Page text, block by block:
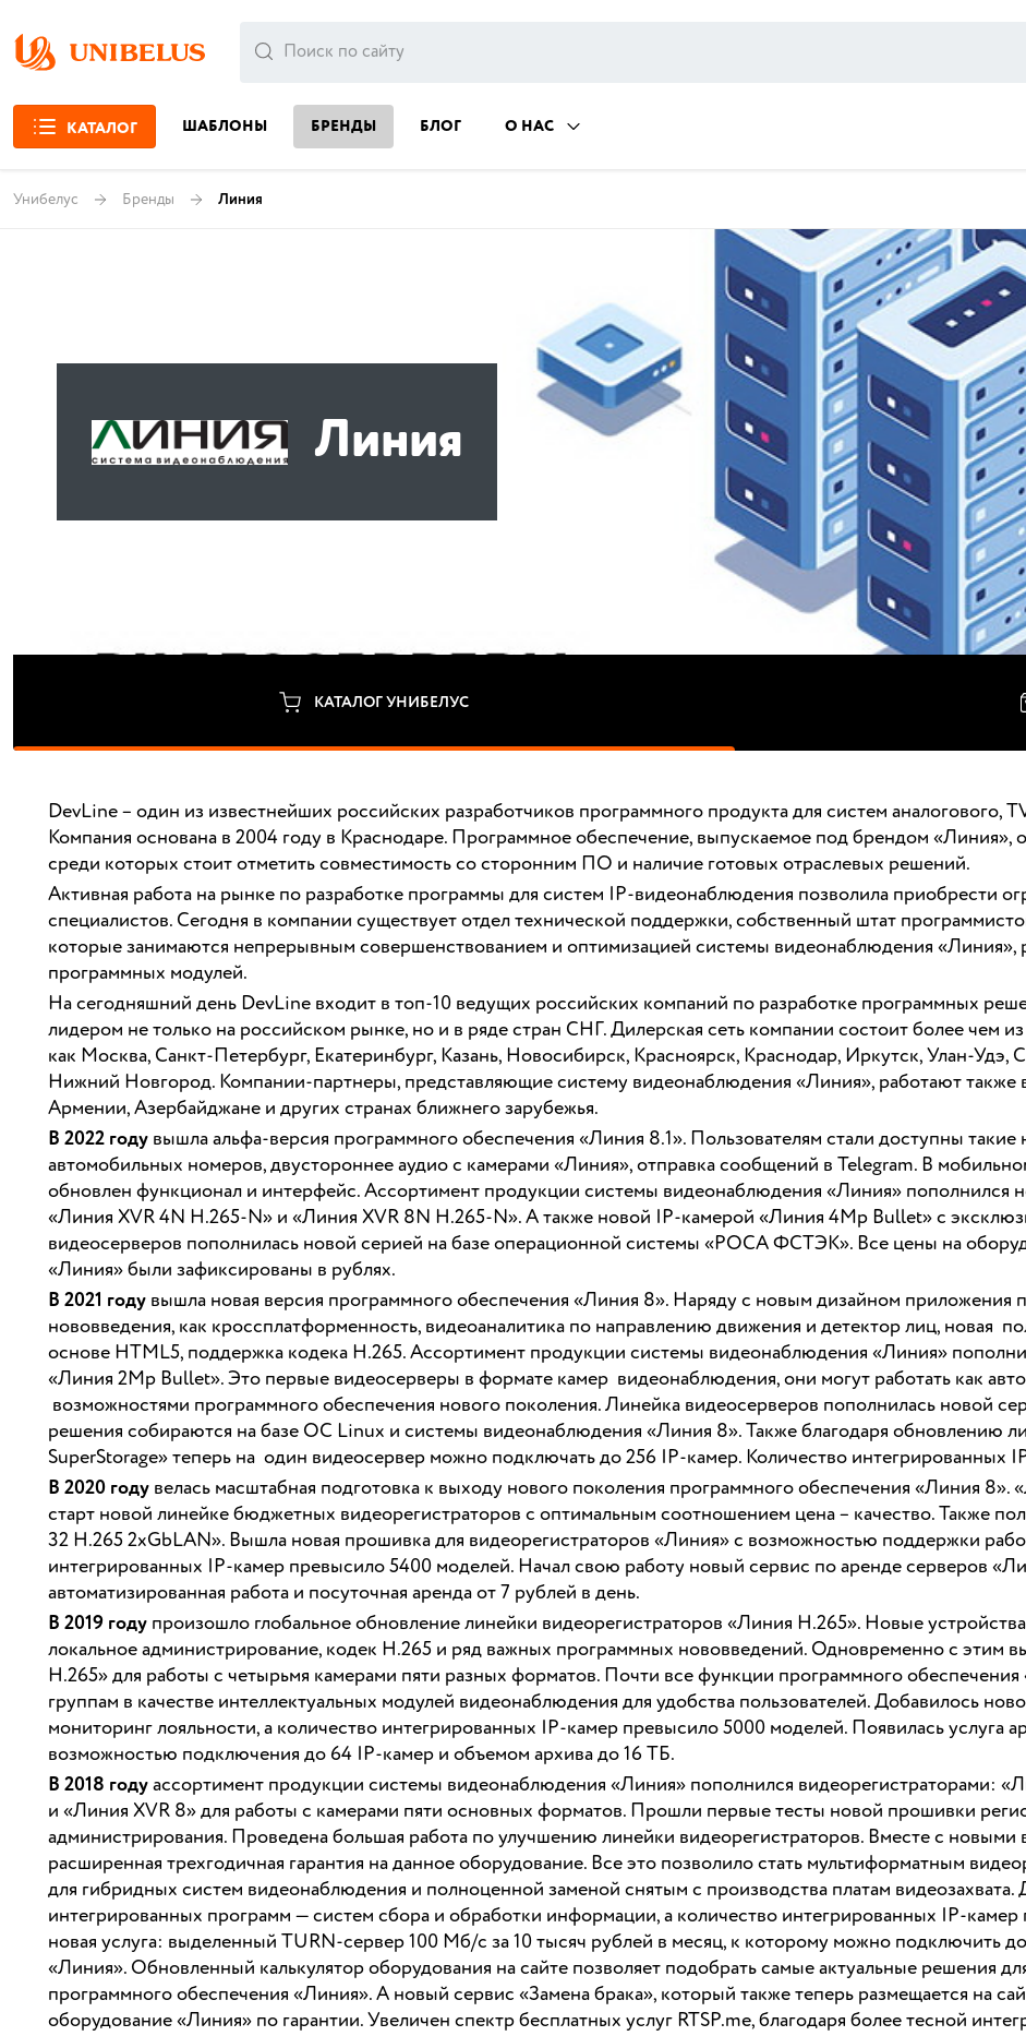
КАТАЛОГ ШАБЛОНЫ БРЕНДЫ БЛОГ О НАС
Унибелус Бренды Линия
Линия
КАТАЛОГ УНИБЕЛУС
DevLine – один из известнейших российских разработчиков программного продукта для систем аналогового,
Компания основана в 2004 году в Краснодаре. Программное обеспечение, выпускаемое под брендом
среди которых стоит отметить совместимость со сторонним ПО и наличие готовых отраслевых решений.
Активная работа на рынке по разработке программы для систем IP-видеонаблюдения позволила приобрести
специалистов. Сегодня в компании существует отдел технической поддержки, собственный штат
которые занимаются непрерывным совершенствованием и оптимизацией системы видеонаблюдения «Линия»,
программных модулей.
На сегодняшний день DevLine входит в топ-10 ведущих российских компаний по разработке программных
лидером не только на российском рынке, но и в ряде стран СНГ. Дилерская сеть компании состоит более чем
как Москва, Санкт-Петербург, Екатеринбург, Казань, Новосибирск, Красноярск, Краснодар, Иркутск, Улан-Удэ,
Нижний Новгород. Компании-партнеры, представляющие систему видеонаблюдения «Линия», работают также
Армении, Азербайджане и других странах ближнего зарубежья.
В 2022 годувышла альфа-версия программного обеспечения «Линия 8.1». Пользователям стали доступны такие
автомобильных номеров, двустороннее аудио с камерами «Линия», отправка сообщений в Telegram. В
обновлен функционал и интерфейс. Ассортимент продукции системы видеонаблюдения «Линия» пополнился
«Линия XVR 4N H.265-N» и «Линия XVR 8N H.265-N». А также новой IP-камерой «Линия 4Mp Bullet» с
видеосерверов пополнилась новой серией на базе операционной системы «РОСА ФСТЭК». Все цены на
«Линия» были зафиксированы в рублях.
В 2021 годувышла новая версия программного обеспечения «Линия 8». Наряду с новым дизайном приложения
нововведения, как кроссплатформенность, видеоаналитика по направлению движения и детектор лиц, новая
основе HTML5, поддержка кодека H.265. Ассортимент продукции системы видеонаблюдения «Линия»
«Линия 2Mp Bullet». Это первые видеосерверы в формате камер видеонаблюдения, они могут работать как
возможностями программного обеспечения нового поколения. Линейка видеосерверов пополнилась новой
решения собираются на базе ОС Linux и системы видеонаблюдения «Линия 8». Также благодаря обновлению
SuperStorage» теперь на один видеосервер можно подключать до 256 IP-камер. Количество интегрированных
В 2020 годувелась масштабная подготовка к выходу нового поколения программного обеспечения «Линия
старт новой линейке бюджетных видеорегистраторов с оптимальным соотношением цена – качество. Также
32 H.265 2xGbLAN». Вышла новая прошивка для видеорегистраторов «Линия» с возможностью поддержки
интегрированных IP-камер превысило 5400 моделей. Начал свою работу новый сервис по аренде серверов
автоматизированная работа и посуточная аренда от 7 рублей в день.
В 2019 годупроизошло глобальное обновление линейки видеорегистраторов «Линия H.265». Новые
локальное администрирование, кодек H.265 и ряд важных программных нововведений. Одновременно с этим
H.265» для работы с четырьмя камерами пяти разных форматов. Почти все функции программного
группам в качестве интеллектуальных модулей видеонаблюдения для удобства пользователей. Добавилось
мониторинг лояльности, а количество интегрированных IP-камер превысило 5000 моделей. Появилась услуга
возможностью подключения до 64 IP-камер и объемом архива до 16 ТБ.
В 2018 годуассортимент продукции системы видеонаблюдения «Линия» пополнился видеорегистраторами:
и «Линия XVR 8» для работы с камерами пяти основных форматов. Прошли первые тесты новой прошивки
администрирования. Проведена большая работа по улучшению линейки видеорегистраторов. Вместе с
расширенная трехгодичная гарантия на данное оборудование. Все это позволило стать мультиформатным
для гибридных систем видеонаблюдения и полноценной заменой снятым с производства платам
интегрированных программ — систем сбора и обработки информации, а количество интегрированных IP-
новая услуга: выделенный TURN-сервер 100 Мб/с за 10 тысяч рублей в месяц, к которому можно подключить
«Линия». Обновленный калькулятор оборудования на сайте позволяет подобрать самые актуальные решения
программного обеспечения «Линия». А новый сервис «Замена брака», который также теперь размещается на
оборудование «Линия» по гарантии. Увеличен спектр бесплатных услуг RTSP.me, благодаря более тесной